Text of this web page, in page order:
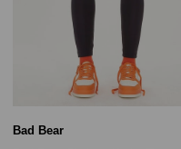
Bad Bear